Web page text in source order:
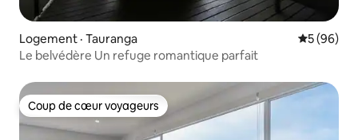
Logement · Tauranga Note
5 (96)
Le belvédère Un refuge romantique parfait
Coup de cœur voyageurs
Coup de cœur voyageurs